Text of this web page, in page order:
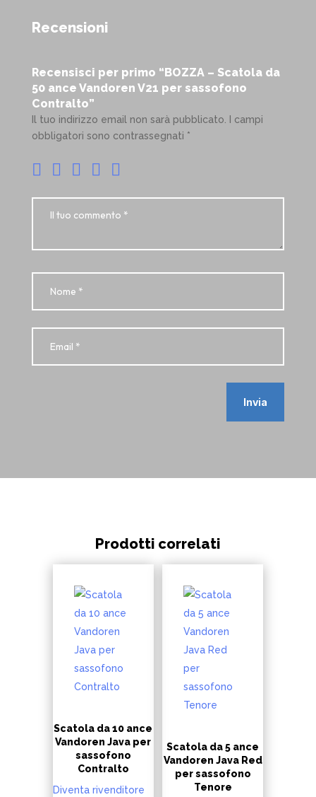
Recensioni
Recensisci per primo “BOZZA – Scatola da
50 ance Vandoren V21 per sassofono
Contralto”
Il tuo indirizzo email non sarà pubblicato.
I campi
obbligatori sono contrassegnati *
Invia
Prodotti correlati
Scatola da 10 ance
Vandoren Java per
sassofono
Contralto
Diventa rivenditore
Scatola da 5 ance
Vandoren Java Red
per sassofono
Tenore